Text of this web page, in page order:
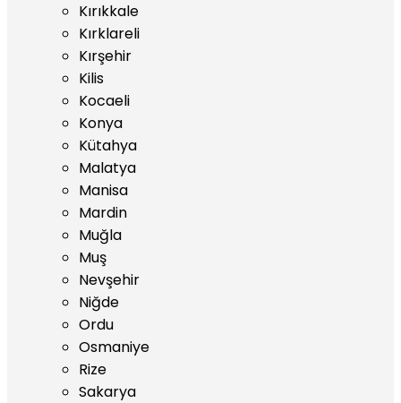
Kırıkkale
Kırklareli
Kırşehir
Kilis
Kocaeli
Konya
Kütahya
Malatya
Manisa
Mardin
Muğla
Muş
Nevşehir
Niğde
Ordu
Osmaniye
Rize
Sakarya